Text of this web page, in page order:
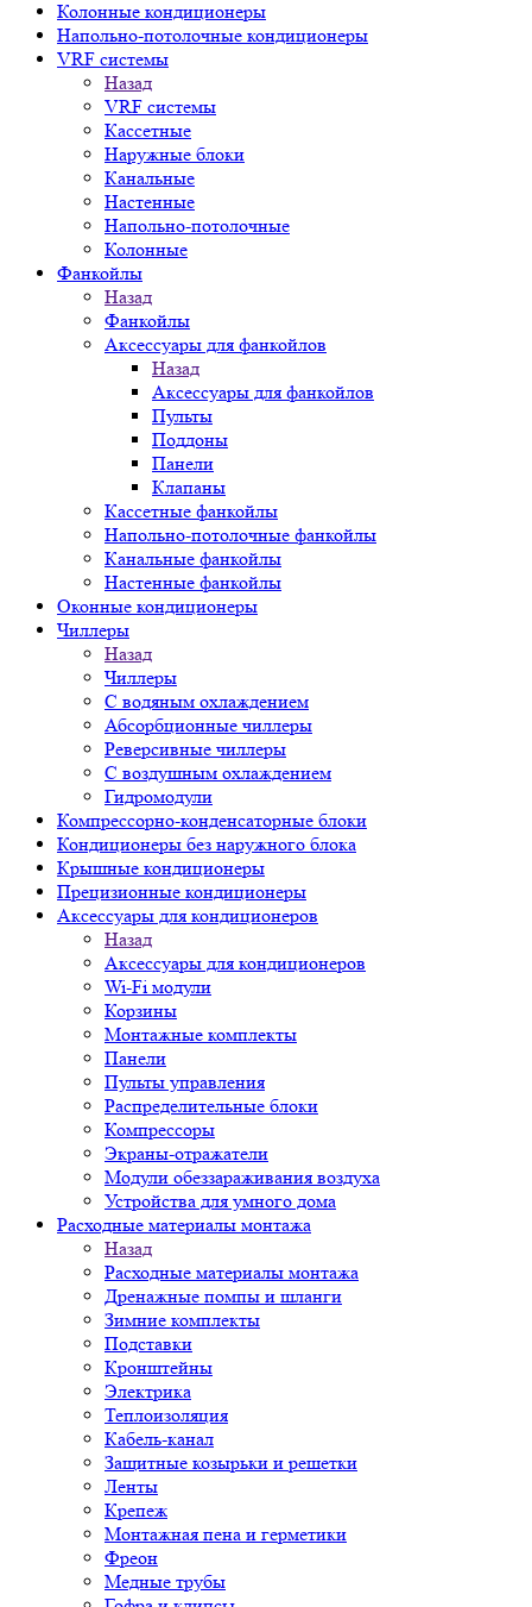
Колонные кондиционеры
Напольно-потолочные кондиционеры
VRF системы
Назад
VRF системы
Кассетные
Наружные блоки
Канальные
Настенные
Напольно-потолочные
Колонные
Фанкойлы
Назад
Фанкойлы
Аксессуары для фанкойлов
Назад
Аксессуары для фанкойлов
Пульты
Поддоны
Панели
Клапаны
Кассетные фанкойлы
Напольно-потолочные фанкойлы
Канальные фанкойлы
Настенные фанкойлы
Оконные кондиционеры
Чиллеры
Назад
Чиллеры
С водяным охлаждением
Абсорбционные чиллеры
Реверсивные чиллеры
С воздушным охлаждением
Гидромодули
Компрессорно-конденсаторные блоки
Кондиционеры без наружного блока
Крышные кондиционеры
Прецизионные кондиционеры
Аксессуары для кондиционеров
Назад
Аксессуары для кондиционеров
Wi-Fi модули
Корзины
Монтажные комплекты
Панели
Пульты управления
Распределительные блоки
Компрессоры
Экраны-отражатели
Модули обеззараживания воздуха
Устройства для умного дома
Расходные материалы монтажа
Назад
Расходные материалы монтажа
Дренажные помпы и шланги
Зимние комплекты
Подставки
Кронштейны
Электрика
Теплоизоляция
Кабель-канал
Защитные козырьки и решетки
Ленты
Крепеж
Монтажная пена и герметики
Фреон
Медные трубы